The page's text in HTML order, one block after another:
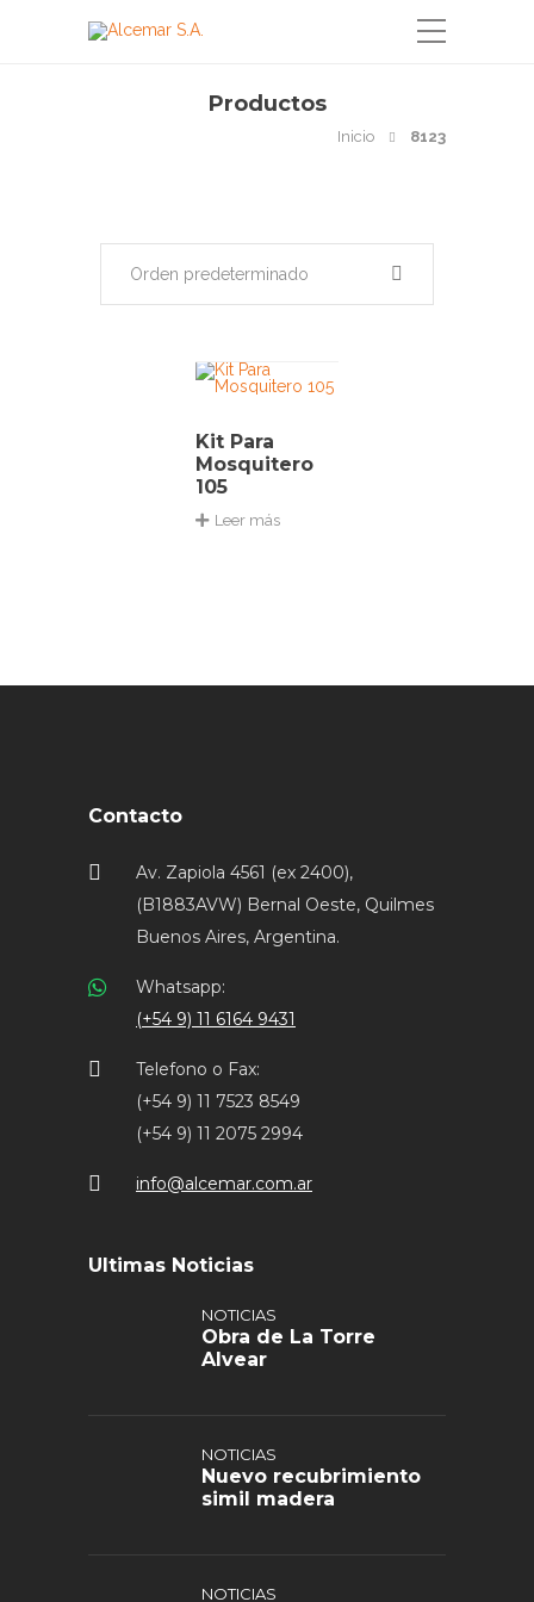
Productos
Inicio 8123
Orden predeterminado
Kit Para
Mosquitero
105
Leer más
Contacto
Av. Zapiola 4561 (ex 2400),
(B1883AVW) Bernal Oeste, Quilmes
Buenos Aires, Argentina.
Whatsapp:
(+54 9) 11 6164 9431
Telefono o Fax:
(+54 9) 11 7523 8549
(+54 9) 11 2075 2994
info@alcemar.com.ar
Ultimas Noticias
NOTICIAS
Obra de La Torre
Alvear
NOTICIAS
Nuevo recubrimiento
simil madera
NOTICIAS